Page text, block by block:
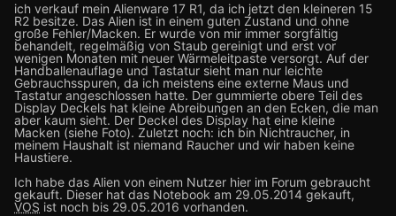
ich verkauf mein Alienware 17 R1, da ich jetzt den kleineren 15
R2 besitze. Das Alien ist in einem guten Zustand und ohne
große Fehler/Macken. Er wurde von mir immer sorgfältig
behandelt, regelmäßig von Staub gereinigt und erst vor
wenigen Monaten mit neuer Wärmeleitpaste versorgt. Auf der
Handballenauflage und Tastatur sieht man nur leichte
Gebrauchsspuren, da ich meistens eine externe Maus und
Tastatur angeschlossen hatte. Der gummierte obere Teil des
Display Deckels hat kleine Abreibungen an den Ecken, die man
aber kaum sieht. Der Deckel des Display hat eine kleine
Macken (siehe Foto). Zuletzt noch: ich bin Nichtraucher, in
meinem Haushalt ist niemand Raucher und wir haben keine
Haustiere.
Ich habe das Alien von einem Nutzer hier im Forum gebraucht
gekauft. Dieser hat das Notebook am 29.05.2014 gekauft,
VOS ist noch bis 29.05.2016 vorhanden.